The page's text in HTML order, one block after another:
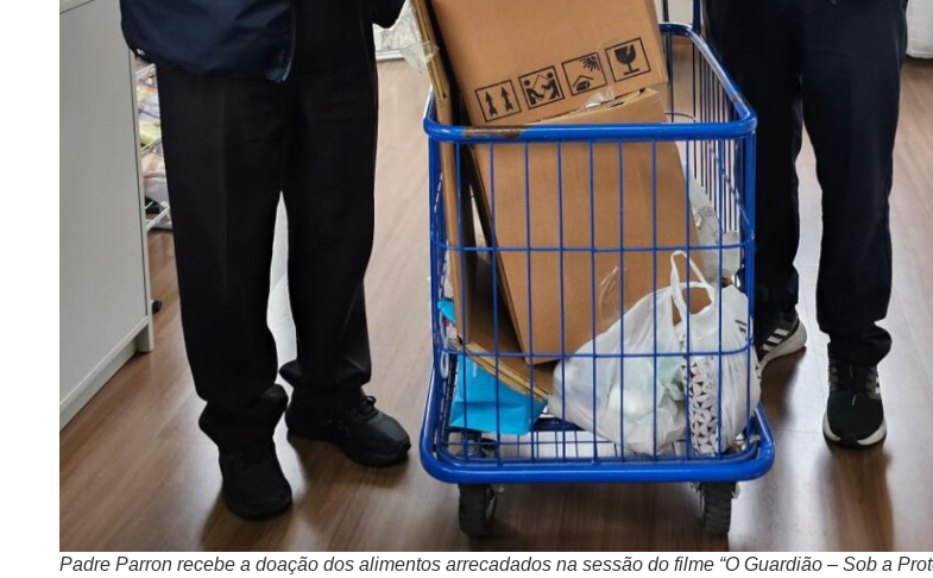
Padre Parron recebe a doação dos alimentos arrecadados na sessão do filme “O Guardião – Sob a